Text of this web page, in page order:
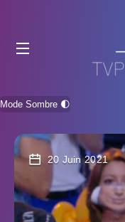
Mode Sombre 🌓
20 Juin 2021